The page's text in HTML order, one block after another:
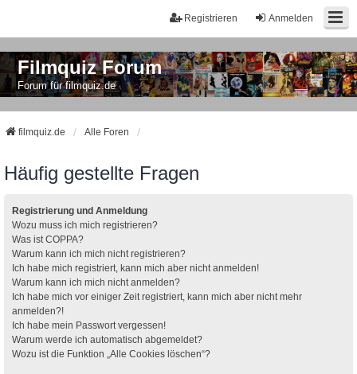
Anmelden
Registrieren
Filmquiz Forum
Forum für filmquiz.de
filmquiz.de Alle Foren
Häufig gestellte Fragen
Registrierung und Anmeldung
Wozu muss ich mich registrieren?
Was ist COPPA?
Warum kann ich mich nicht registrieren?
Ich habe mich registriert, kann mich aber nicht anmelden!
Warum kann ich mich nicht anmelden?
Ich habe mich vor einiger Zeit registriert, kann mich aber nicht mehr
anmelden?!
Ich habe mein Passwort vergessen!
Warum werde ich automatisch abgemeldet?
Wozu ist die Funktion „Alle Cookies löschen“?